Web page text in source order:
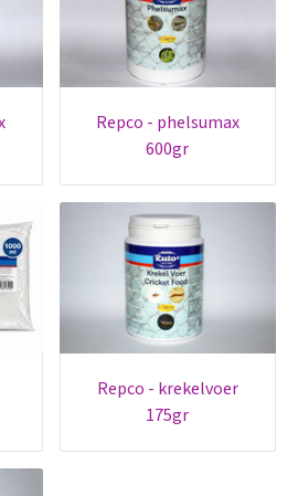
repco - phelsumax
600gr
repco - krekelvoer
175gr